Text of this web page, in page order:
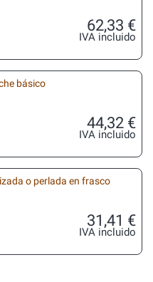
62,33 €
IVA incluido
básico
44,32 €
IVA incluido
o perlada en frasco
31,41 €
IVA incluido